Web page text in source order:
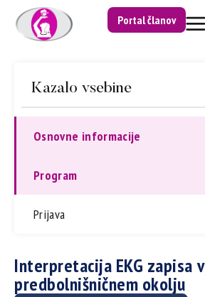
Portal članov
Kazalo vsebine
Osnovne informacije
Program
Prijava
Interpretacija EKG zapisa v
predbolnišničnem okolju